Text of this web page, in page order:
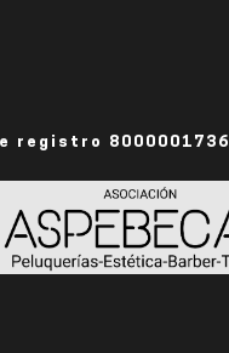
de registro 8000001736